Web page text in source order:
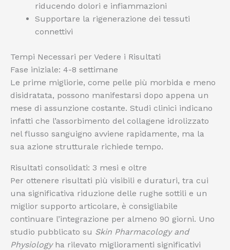
riducendo dolori e infiammazioni
Supportare la rigenerazione dei tessuti
connettivi
Tempi Necessari per Vedere i Risultati
Fase iniziale: 4-8 settimane
Le prime migliorie, come pelle più morbida e meno
disidratata, possono manifestarsi dopo appena un
mese di assunzione costante. Studi clinici indicano
infatti che l’assorbimento del collagene idrolizzato
nel flusso sanguigno avviene rapidamente, ma la
sua azione strutturale richiede tempo.
Risultati consolidati: 3 mesi e oltre
Per ottenere risultati più visibili e duraturi, tra cui
una significativa riduzione delle rughe sottili e un
miglior supporto articolare, è consigliabile
continuare l’integrazione per almeno 90 giorni. Uno
studio pubblicato su Skin Pharmacology and
Physiologyha rilevato miglioramenti significativi